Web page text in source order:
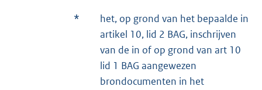
*
het, op grond van het bepaalde in
artikel 10, lid 2 BAG, inschrijven
van de in of op grond van art 10
lid 1 BAG aangewezen
brondocumenten in het